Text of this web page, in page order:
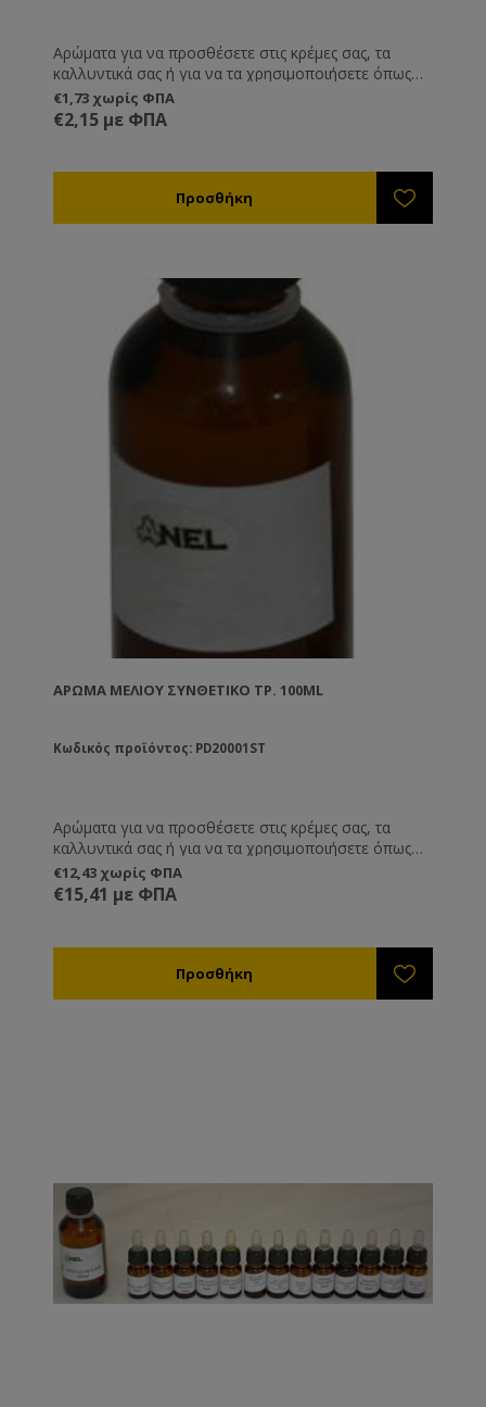
Αρώματα για να προσθέσετε στις κρέμες σας, τα
καλλυντικά σας ή για να τα χρησιμοποιήσετε όπως
εσείς επιθυμείτε.
€1,73 χωρίς ΦΠΑ
€2,15 με ΦΠΑ
ΆΡΩΜΑ ΜΕΛΙΟΎ ΣΥΝΘΕΤΙΚΌ ΤΡ. 100ML
Κωδικός προϊόντος: PD20001ST
Αρώματα για να προσθέσετε στις κρέμες σας, τα
καλλυντικά σας ή για να τα χρησιμοποιήσετε όπως
εσείς επιθυμείτε.
€12,43 χωρίς ΦΠΑ
€15,41 με ΦΠΑ